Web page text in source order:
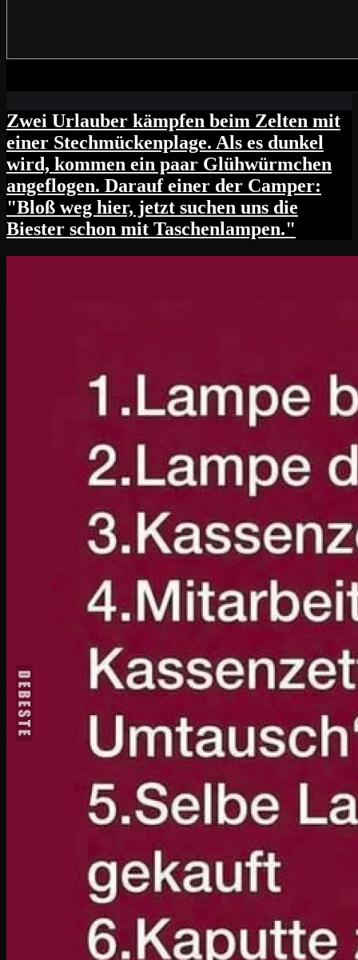
Zwei Urlauber kämpfen beim Zelten mit
einer Stechmückenplage. Als es dunkel
wird, kommen ein paar Glühwürmchen
angeflogen. Darauf einer der Camper:
"Bloß weg hier, jetzt suchen uns die
Biester schon mit Taschenlampen."